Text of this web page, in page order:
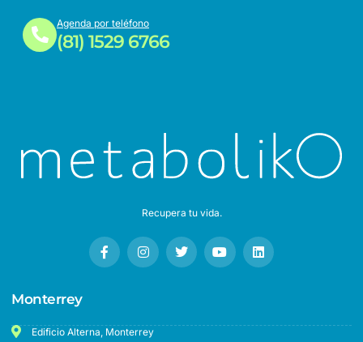
Agenda por teléfono
(81) 1529 6766
Recupera tu vida.
Monterrey
Edificio Alterna, Monterrey